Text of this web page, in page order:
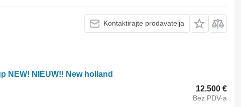
Kontaktirajte prodavatelja
NEW! NIEUW!! New holland
12.500 €
Bez PDV-a